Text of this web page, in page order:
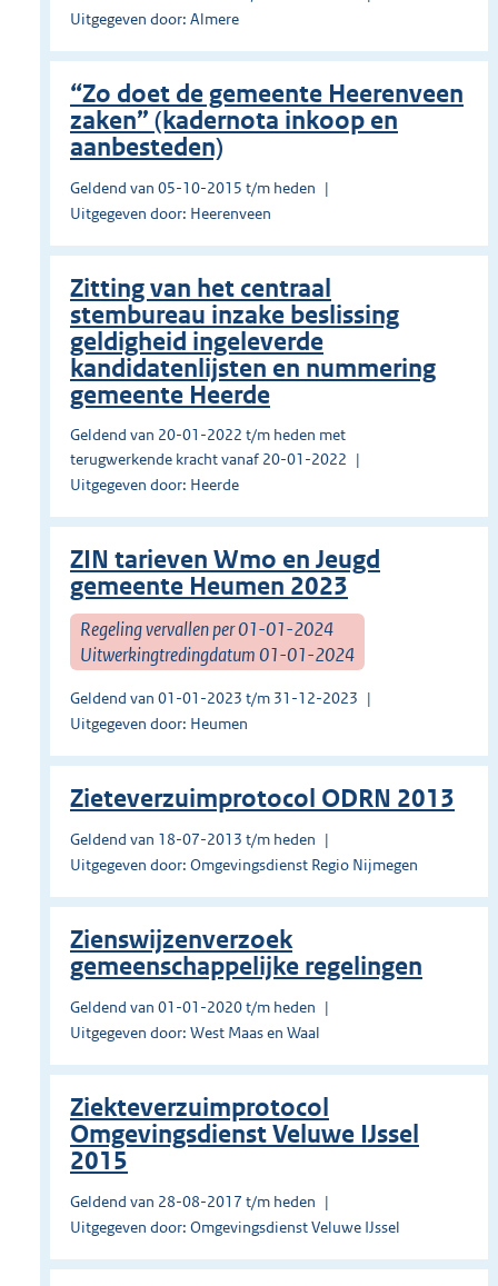
Uitgegeven door: Almere
“Zo doet de gemeente Heerenveen
zaken” (kadernota inkoop en
aanbesteden)
Geldend van 05-10-2015 t/m heden
Uitgegeven door: Heerenveen
Zitting van het centraal
stembureau inzake beslissing
geldigheid ingeleverde
kandidatenlijsten en nummering
gemeente Heerde
Geldend van 20-01-2022 t/m heden met
terugwerkende kracht vanaf 20-01-2022
Uitgegeven door: Heerde
ZIN tarieven Wmo en Jeugd
gemeente Heumen 2023
Regeling vervallen per 01-01-2024
Uitwerkingtredingdatum 01-01-2024
Geldend van 01-01-2023 t/m 31-12-2023
Uitgegeven door: Heumen
Zieteverzuimprotocol ODRN 2013
Geldend van 18-07-2013 t/m heden
Uitgegeven door: Omgevingsdienst Regio Nijmegen
Zienswijzenverzoek
gemeenschappelijke regelingen
Geldend van 01-01-2020 t/m heden
Uitgegeven door: West Maas en Waal
Ziekteverzuimprotocol
Omgevingsdienst Veluwe IJssel
2015
Geldend van 28-08-2017 t/m heden
Uitgegeven door: Omgevingsdienst Veluwe IJssel